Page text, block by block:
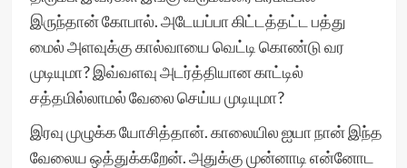
இருந்தான் கோபால். அடேயப்பா கிட்டத்தட்ட பத்து
மைல் அளவுக்கு கால்வாயை வெட்டி கொண்டு வர
முடியுமா? இவ்வளவு அடர்த்தியான காட்டில்
சத்தமில்லாமல் வேலை செய்ய முடியுமா?
இரவு முழுக்க யோசித்தான். காலையில ஐயா நான் இந்த
வேலைய ஒத்துக்கறேன். அதுக்கு முன்னாடி என்னோட